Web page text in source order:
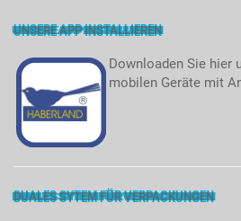
UNSERE APP INSTALLIEREN
Downloaden Sie hier
mobilen Geräte mit
DUALES SYTEM FÜR VERPACKUNGEN